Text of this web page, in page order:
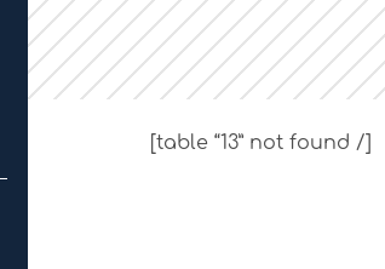
[table “13” not found /]